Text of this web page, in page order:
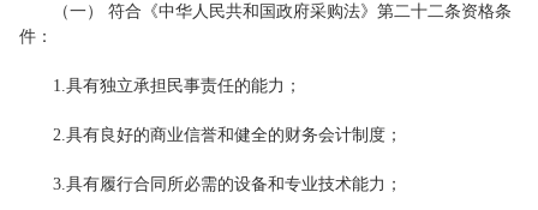
（一） 符合《中华人民共和国政府采购法》第二十二条资格条
件：
1.具有独立承担民事责任的能力；
2.具有良好的商业信誉和健全的财务会计制度；
3.具有履行合同所必需的设备和专业技术能力；